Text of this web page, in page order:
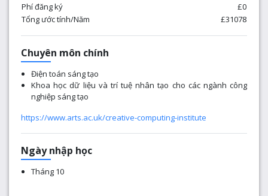
Phí đăng ký
£0
Tổng ước tính/Năm
£31078
Chuyên môn chính
Điện toán sáng tạo
Khoa học dữ liệu và trí tuệ nhân tạo cho các ngành công
nghiệp sáng tạo
https://www.arts.ac.uk/creative-computing-institute
Ngày nhập học
Tháng 10